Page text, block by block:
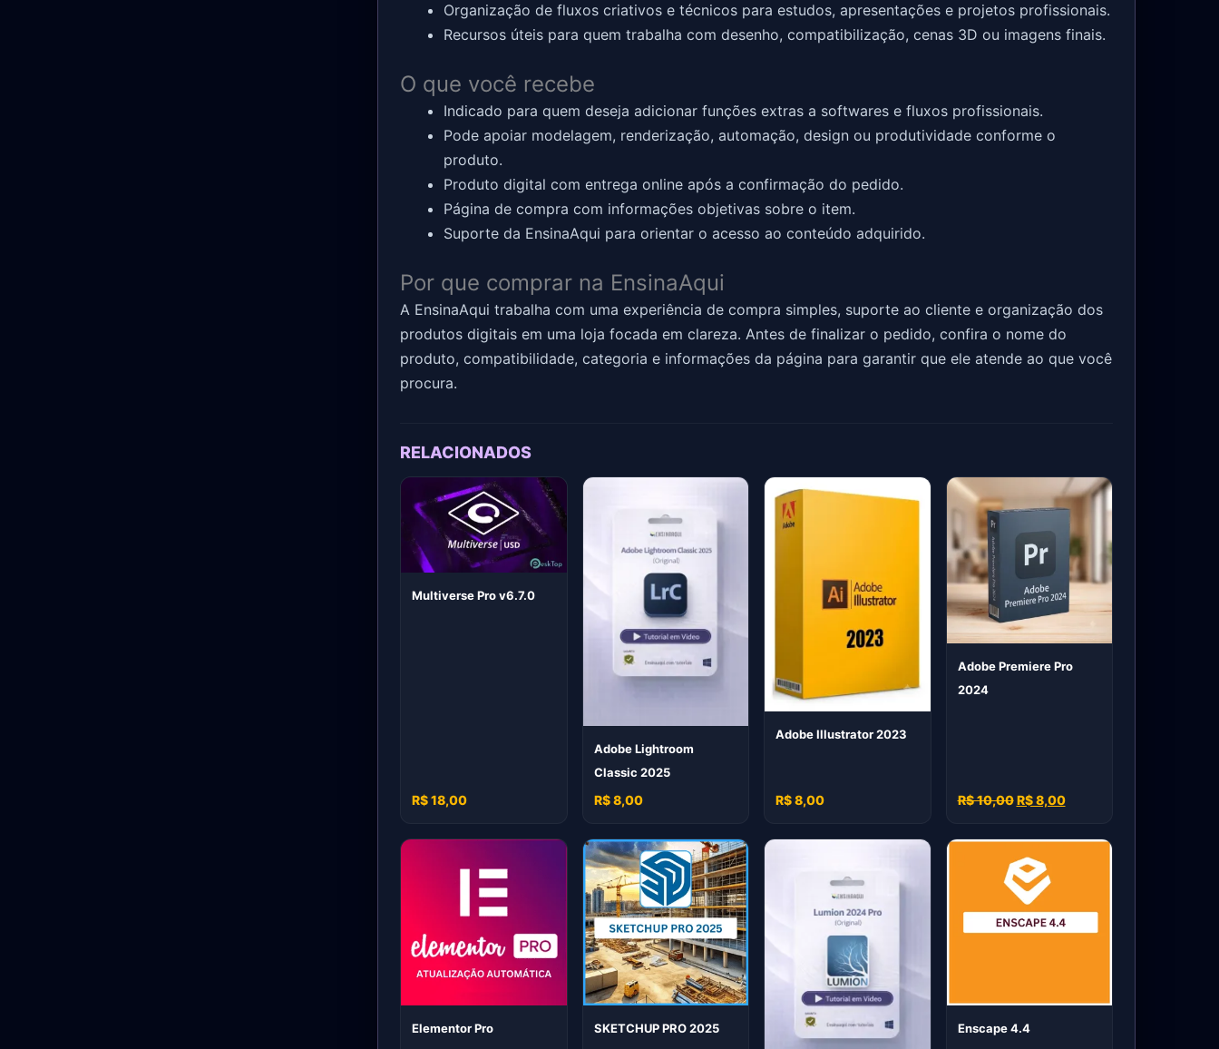
Organização de fluxos criativos e técnicos para estudos, apresentações e projetos profissionais.
Recursos úteis para quem trabalha com desenho, compatibilização, cenas 3D ou imagens finais.
O que você recebe
Indicado para quem deseja adicionar funções extras a softwares e fluxos profissionais.
Pode apoiar modelagem, renderização, automação, design ou produtividade conforme o
produto.
Produto digital com entrega online após a confirmação do pedido.
Página de compra com informações objetivas sobre o item.
Suporte da EnsinaAqui para orientar o acesso ao conteúdo adquirido.
Por que comprar na EnsinaAqui
A EnsinaAqui trabalha com uma experiência de compra simples, suporte ao cliente e organização dos
produtos digitais em uma loja focada em clareza. Antes de finalizar o pedido, confira o nome do
produto, compatibilidade, categoria e informações da página para garantir que ele atende ao que você
procura.
RELACIONADOS
Multiverse Pro v6.7.0
R$ 18,00
Adobe Lightroom
Classic 2025
R$ 8,00
Adobe Illustrator 2023
R$ 8,00
Adobe Premiere Pro
2024
R$ 10,00 R$ 8,00
Elementor Pro SKETCHUP PRO 2025 Enscape 4.4